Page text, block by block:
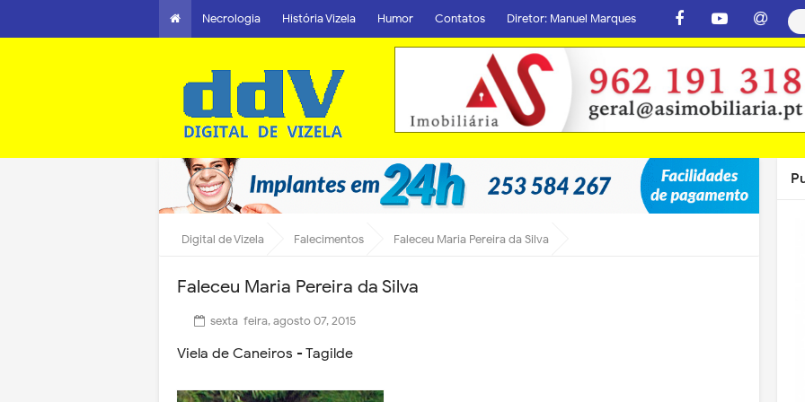
Necrologia História Vizela Humor Contatos Diretor: Manuel Marques
Digital de Vizela Falecimentos Faleceu Maria Pereira da Silva
Faleceu Maria Pereira da Silva
sexta-feira, agosto 07, 2015
Viela de Caneiros - Tagilde